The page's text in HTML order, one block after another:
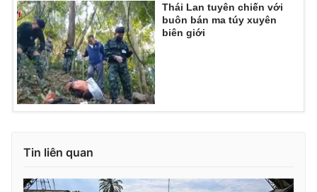
THỜI BÁO VTV
Cơ quan báo chí:
Thời báo VTV
Thái Lan tuyên chiến với
buôn bán ma túy xuyên
biên giới
Tin liên quan